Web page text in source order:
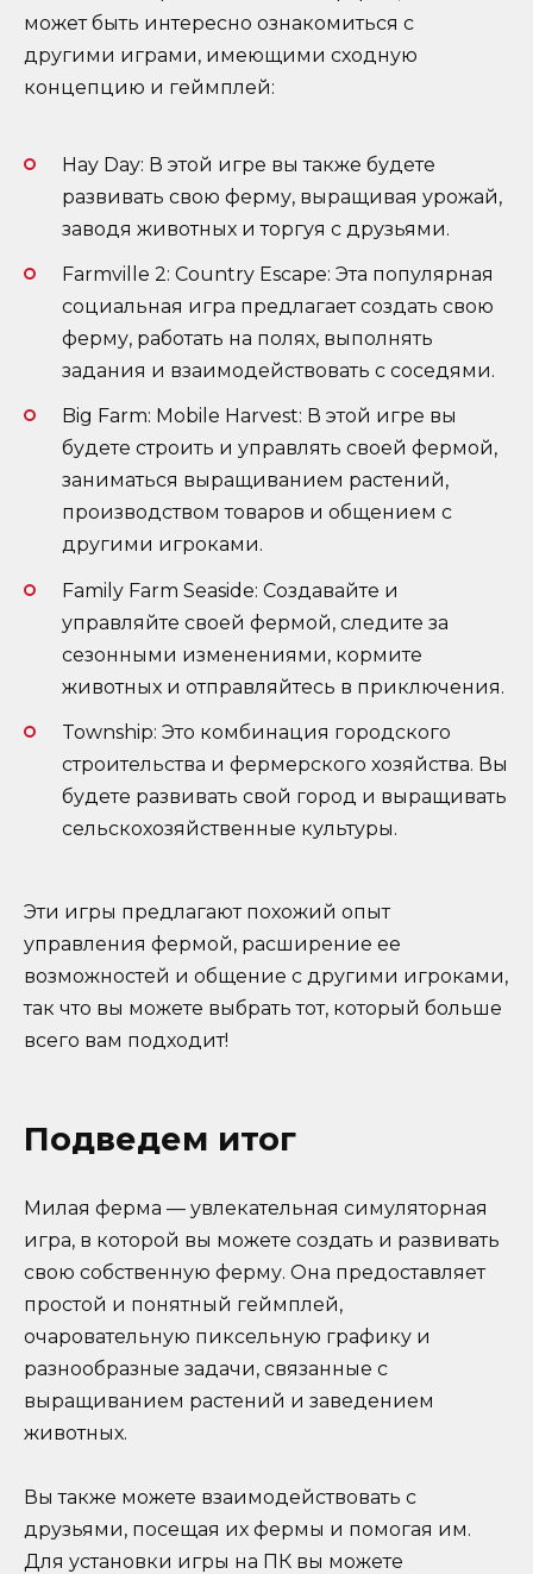
может быть интересно ознакомиться с
другими играми, имеющими сходную
концепцию и геймплей:
Hay Day: В этой игре вы также будете
развивать свою ферму, выращивая урожай,
заводя животных и торгуя с друзьями.
Farmville 2: Country Escape: Эта популярная
социальная игра предлагает создать свою
ферму, работать на полях, выполнять
задания и взаимодействовать с соседями.
Big Farm: Mobile Harvest: В этой игре вы
будете строить и управлять своей фермой,
заниматься выращиванием растений,
производством товаров и общением с
другими игроками.
Family Farm Seaside: Создавайте и
управляйте своей фермой, следите за
сезонными изменениями, кормите
животных и отправляйтесь в приключения.
Township: Это комбинация городского
строительства и фермерского хозяйства. Вы
будете развивать свой город и выращивать
сельскохозяйственные культуры.
Эти игры предлагают похожий опыт
управления фермой, расширение ее
возможностей и общение с другими игроками,
так что вы можете выбрать тот, который больше
всего вам подходит!
Подведем итог
Милая ферма — увлекательная симуляторная
игра, в которой вы можете создать и развивать
свою собственную ферму. Она предоставляет
простой и понятный геймплей,
очаровательную пиксельную графику и
разнообразные задачи, связанные с
выращиванием растений и заведением
животных.
Вы также можете взаимодействовать с
друзьями, посещая их фермы и помогая им.
Для установки игры на ПК вы можете